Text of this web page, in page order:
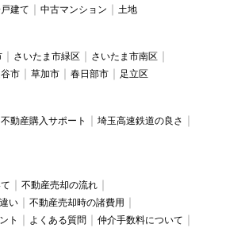
建て 中古マンション 土地
さいたま市緑区
さいたま市南区
市 草加市 春日部市 足立区
不動産購入サポート
埼玉高速鉄道の良さ
不動産売却の流れ
い
不動産売却時の諸費用
ト
よくある質問
仲介手数料について